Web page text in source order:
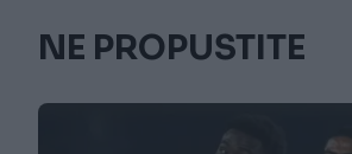
NE PROPUSTITE